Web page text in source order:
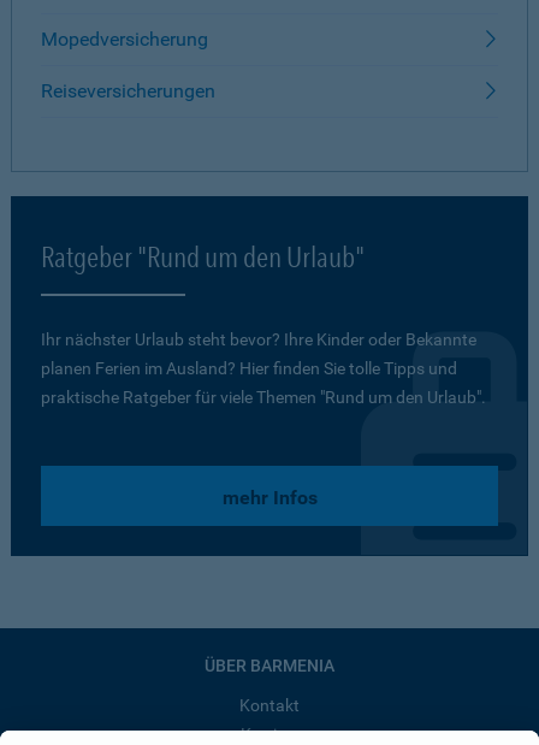
Mopedversicherung
Reiseversicherungen
Ratgeber "Rund um den Urlaub"
Ihr nächster Urlaub steht bevor? Ihre Kinder oder Bekannte
planen Ferien im Ausland? Hier finden Sie tolle Tipps und
praktische Ratgeber für viele Themen "Rund um den Urlaub".
mehr Infos
ÜBER BARMENIA
Kontakt
Karriere